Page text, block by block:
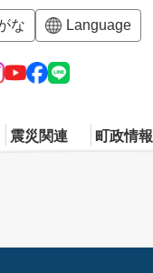
な Language
震災関連 町政情報